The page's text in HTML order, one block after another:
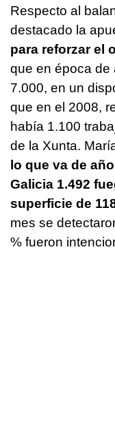
Respecto al
destacado la
para reforzar el
que en época de
7.000, en un
que en el 2008,
había 1.100
de la Xunta.
lo que va de
Galicia 1.492
superficie de
mes se
% fueron